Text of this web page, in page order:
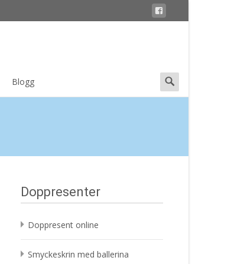
Blogg
Search
for:
Doppresenter
Doppresent online
Smyckeskrin med ballerina